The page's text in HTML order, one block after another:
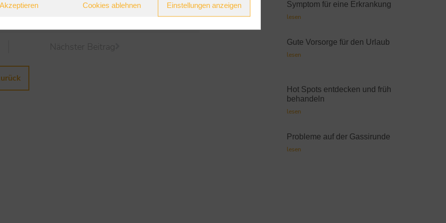
Akzeptieren Cookies ablehnen Einstellungen anzeigen
Nächster Beitrag
Symptom für eine Erkrankung
lesen
Gute Vorsorge für den Urlaub
lesen
Hot Spots entdecken und früh
behandeln
lesen
Probleme auf der Gassirunde
lesen